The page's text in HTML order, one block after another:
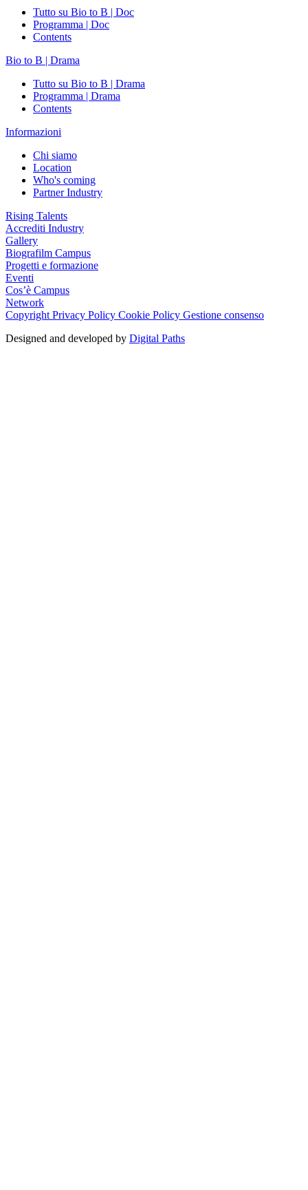
Tutto su Bio to B | Doc
Programma | Doc
Contents
Bio to B | Drama
Tutto su Bio to B | Drama
Programma | Drama
Contents
Informazioni
Chi siamo
Location
Who's coming
Partner Industry
Rising Talents
Accrediti Industry
Gallery
Biografilm Campus
Progetti e formazione
Eventi
Cos’è Campus
Network
Copyright Privacy Policy Cookie Policy Gestione consenso
Designed and developed by Digital Paths